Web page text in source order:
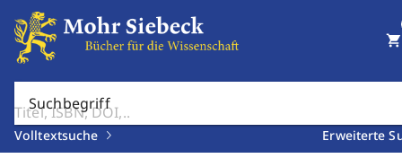
Suchbegriff
Volltextsuche Erweiterte
shopping_cart